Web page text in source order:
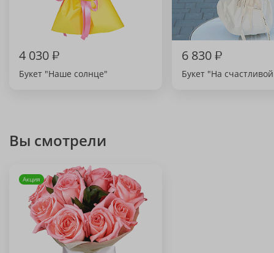
4 030₽
Букет "Наше солнце"
6 830₽
Букет "На
Вы смотрели
Акция